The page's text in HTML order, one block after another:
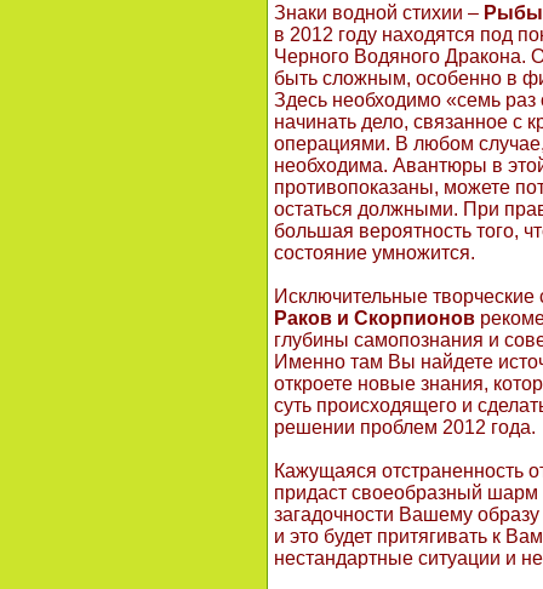
Знаки водной стихии –
в 2012 году находятся под
Черного Водяного Дракона.
быть сложным, особенно в
Здесь необходимо «семь
начинать дело, связанное с
операциями. В любом
необходима. Авантюры в
противопоказаны, можете
остаться должными. При
большая вероятность того,
состояние умножится.
Исключительные творческие
Раков и Скорпионов
глубины самопознания и
Именно там Вы найдете
откроете новые знания,
суть происходящего и
решении проблем 2012 года.
Кажущаяся отстраненность
придаст своеобразный шарм
загадочности Вашему
и это будет притягивать к
нестандартные ситуации и